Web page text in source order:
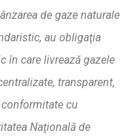
de gaze naturale
au obligatia
în care livrează gazele
transparent,
cu
Natională de